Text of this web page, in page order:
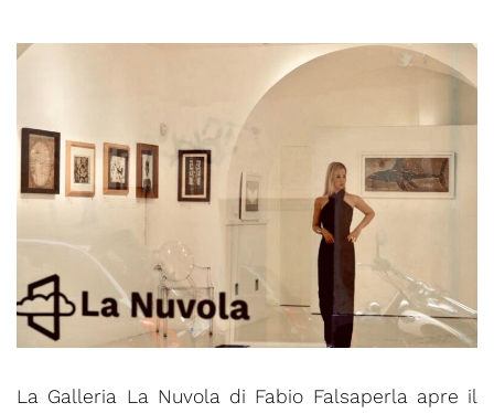
La Galleria La Nuvola di Fabio Falsaperla apre il